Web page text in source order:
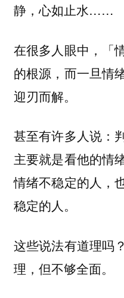
静，心如止水……
在很多人眼中，「
的根源，而一旦情
迎刃而解。
甚至有许多人说：
主要就是看他的情
情绪不稳定的人，
稳定的人。
这些说法有道理吗
理，但不够全面。